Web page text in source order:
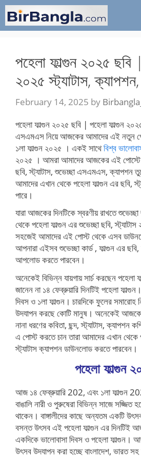
Skip
content
পহেলা ফাল্গুন ২০২৫ ছবি
২০২৫ স্ট্যাটাস,
February 14, 2025 by
পহেলা ফাল্গুন ২০২৫ ছবি | পহেলা ফাল্গুন
এসএমএস নিয়ে আজকের আমাদের এই নতুন
১লা ফাল্গুন ২০২৫ । একই সাথেবিশ্ব
২০২৫ । আমরা আমাদের আজকের এই পোস্টে
ছবি, স্ট্যাটাস, শুভেচ্ছা এসএমএস, ক্যাপশন
আমাদের এখান থেকে পহেলা ফাল্গুন এর ছবি,
পারে।
যারা আজকের দিনটিকে স্বরণীয় রাখতে
থেকে পহেলা ফাল্গুন এর শুভেচ্ছা ছবি,
সহজেই আমাদের এই পোস্ট থেকে এসব
আপনারা এইসব শুভেচ্ছা কার্ড , ফাল্গুন এর
আপলোড করতে পারবেন।
অনেকেই বিভিন্ন যায়গায় সার্চ করছেন
জানেন না ১৪ ফেব্রুয়ারি দিনটিই পহেলা
দিবস ও ১লা ফাল্গুন। চারদিকে ফুলের
উদযাপন করছে কোটি মানুষ। অনেকেই
নানা ধরণের কবিতা, ছন্দ, স্ট্যাটাস, ক্যাপশন
এ পোস্ট করতে চান তারা আমাদের এখান
স্ট্যাটাস ক্যাপশন ডাউনলোড করতে পারবেন।
পহেলা ফাল্গুন
আজ ১৪ ফেব্রুয়ারি 202, এবং ১লা ফাল্গুন
বাঙালি নারী ও পুরুষেরা বিভিন্ন সাজে সজ্জিত
থাকেন। বাঙ্গালীদের কাছে অন্যতম একটি
বসন্ত উৎসব এই পহেলা ফাল্গুন এর দিনটিই
একদিকে ভালোবাসা দিবস ও পহেলা ফাল্গুন।
উৎসব উদযাপন করা হচ্ছে বাংলাদেশ, ভারত